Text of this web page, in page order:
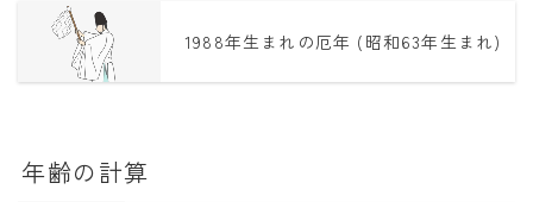
1988年生まれの厄年 (昭和63年生まれ)
年齢の計算